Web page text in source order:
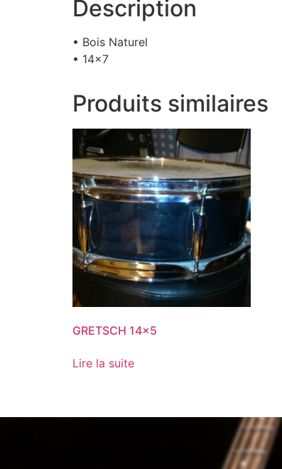
Description
• Bois Naturel
• 14×7
Produits similaires
GRETSCH 14×5
Lire la suite